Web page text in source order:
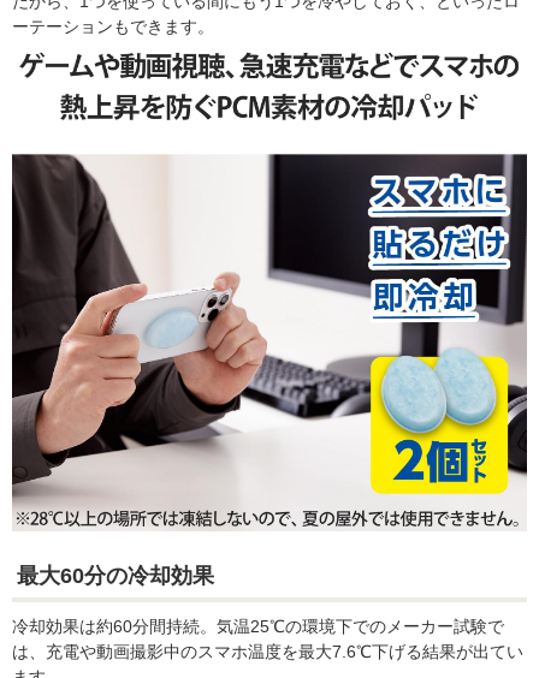
ーテーションもできます。
最大60分の冷却効果
冷却効果は約60分間持続。気温25℃の環境下でのメーカー試験で
は、充電や動画撮影中のスマホ温度を最大7.6℃下げる結果が出てい